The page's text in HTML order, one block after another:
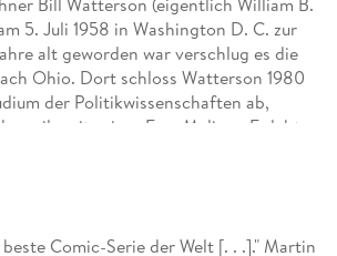
5. Juli 1958 in Washington D. C. zur
alt geworden war verschlug es die
Ohio. Dort schloss Watterson 1980
der Politikwissenschaften ab,
mit seiner Frau Melissa. Er lebt
Seit Ende der 80er Jahre gibt der
ihn selbst als Menschen bekannt:
Comic-Serie der Welt [. . .]." Martin